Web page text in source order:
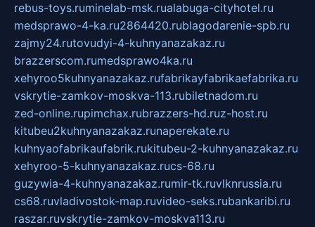
rebus-toys.ruminelab-msk.rualabuga-cityhotel.ru
medsprawo-4-ka.ru2864420.rublagodarenie-spb.ru
zajmy24.rutovudyi-4-kuhnyanazakaz.ru
brazzerscom.rumedsprawo4ka.ru
xehyroo5kuhnyanazakaz.rufabrikayfabrikaefabrika.ru
vskrytie-zamkov-moskva-113.rubiletnadom.ru
zed-online.rupimchax.rubrazzers-hd.ruz-host.ru
kitubeu2kuhnyanazakaz.runaperekate.ru
kuhnyaofabrikaufabrik.rukitubeu-2-kuhnyanazakaz.ru
xehyroo-5-kuhnyanazakaz.rucs-68.ru
guzywia-4-kuhnyanazakaz.rumir-tk.ruvlknrussia.ru
cs68.ruvladivostok-map.ruvideo-seks.rubankaribi.ru
raszar.ruvskrytie-zamkov-moskva113.ru